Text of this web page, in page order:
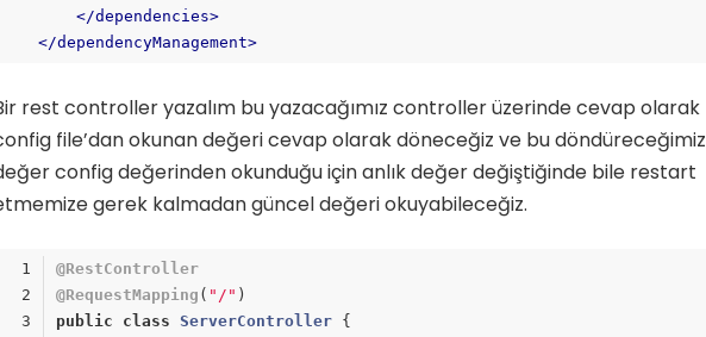
</dependencies>
</dependencyManagement>
rest controller yazalım bu yazacağımız controller üzerinde cevap olarak
file’dan okunan değeri cevap olarak döneceğiz ve bu döndüreceğimiz
config değerinden okunduğu için anlık değer değiştiğinde bile restart
gerek kalmadan güncel değeri okuyabileceğiz.
@RestController
@RequestMapping ( "/"
public
class ServerController